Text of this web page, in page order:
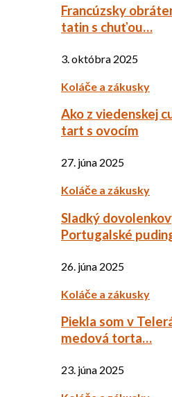
Francúzsky
tatin s chuťou…
3. októbra 2025
Koláče a zákusky
Ako z viedenskej
tart s ovocím
27. júna 2025
Koláče a zákusky
Sladký
Portugalské
26. júna 2025
Koláče a zákusky
Piekla som v
medová torta…
23. júna 2025